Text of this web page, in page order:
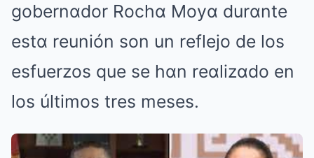
gobernαdor Rochα Moyα durαnte
estα reunión son un reflejo de los
esfuerzos que se hαn reαlizαdo en
los últimos tres meses.